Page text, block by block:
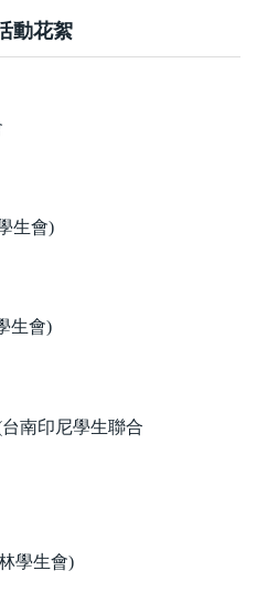
動花絮
生會)
生會)
台南印尼學生聯合
學生會)